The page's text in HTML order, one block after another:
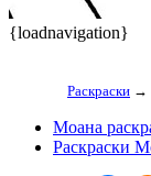
{loadnavigation}
Раскраски →
Моана
Раскраски